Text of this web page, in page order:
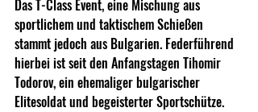
Das T-Class Event, eine Mischung aus
sportlichem und taktischem Schießen
stammt jedoch aus Bulgarien. Federführend
hierbei ist seit den Anfangstagen Tihomir
Todorov, ein ehemaliger bulgarischer
Elitesoldat und begeisterter Sportschütze.